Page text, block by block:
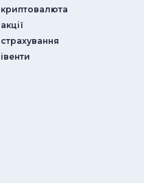
криптовалюта
акції
страхування
iвенти